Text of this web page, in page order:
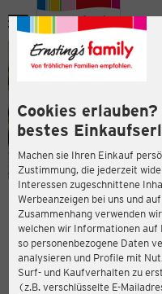
Cookies
bestes
Machen sie Ihren Einkauf
Zustimmung, die jederzeit
Interessen zugeschnittene
Werbeanzeigen bei uns und
Zusammenhang verwenden
welchen wir Informationen auf
so personenbezogene Daten
analysieren und Profile mit
Surf- und Kaufverhalten zu
(z.B. verschlüsselte E-
Menü
3,8